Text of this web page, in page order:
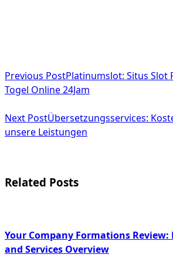
class="nav-
screen-
Previous PostPlatinumslot: Situs Slot
Togel Online 24Jam
Next PostÜbersetzungsservices:
unsere Leistungen
Related Posts
Your Company Formations
and Services Overview